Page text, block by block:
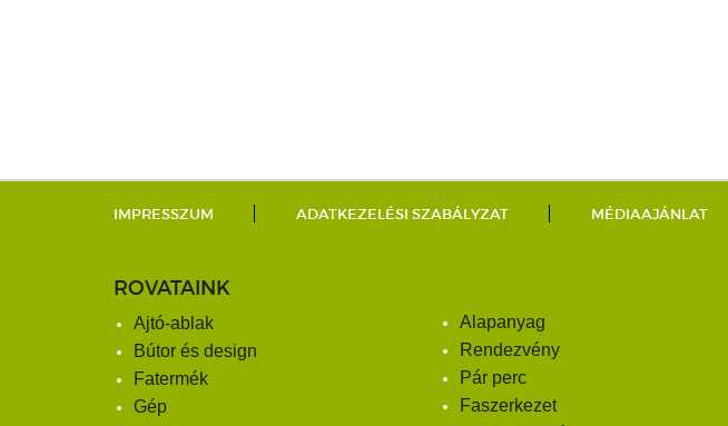
IMPRESSZUM ADATKEZELÉSI SZABÁLYZAT MÉDIAAJÁNLAT
ROVATAINK
Ajtó-ablak
Bútor és design
Fatermék
Gép
Alapanyag
Rendezvény
Pár perc
Faszerkezet